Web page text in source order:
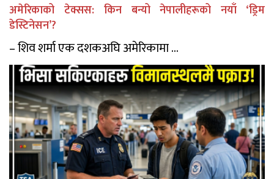
अमेरिकाको टेक्सस: किन बन्यो नेपालीहरूको नयाँ ‘ड्रिम
डेस्टिनेसन’?
– शिव शर्मा एक दशकअघि अमेरिकामा ...